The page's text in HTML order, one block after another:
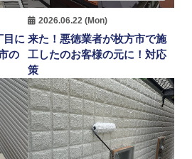
に
の
2026.06.22 (Mon)
来た！悪徳業者が枚方市で施
工したのお客様の元に！対応
策